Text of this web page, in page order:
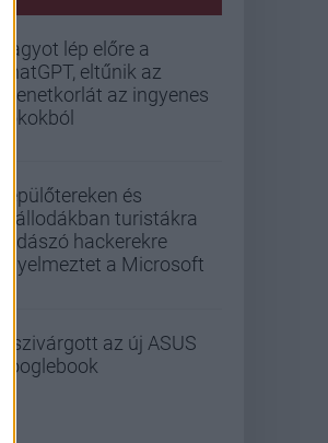
Nagyot lép előre a
ChatGPT, eltűnik az
üzenetkorlát az ingyenes
fiókokból
Repülőtereken és
szállodákban turistákra
vadászó hackerekre
figyelmeztet a Microsoft
Kiszivárgott az új ASUS
Googlebook